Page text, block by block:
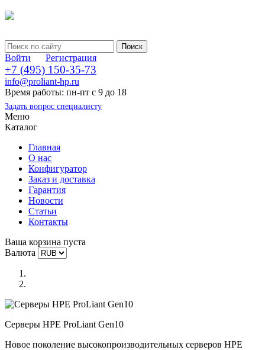
Войти Регистрация
+7 (495) 150-35-73
info@proliant-hp.ru
Время работы: пн-пт с 9 до 18
Задать вопрос специалисту
Меню
Каталог
Главная
О нас
Конфигуратор
Заказ и доставка
Гарантия
Новости
Статьи
Контакты
Ваша корзина пуста
Валюта
Серверы HPE ProLiant Gen10
Новое поколение высокопроизводительных серверов HPE